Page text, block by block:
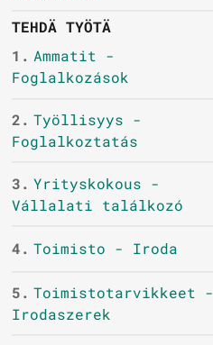
TEHDÄ TYÖTÄ
1. Ammatit -
Foglalkozások
2. Työllisyys -
Foglalkoztatás
3. Yrityskokous -
Vállalati találkozó
4. Toimisto - Iroda
5. Toimistotarvikkeet -
Irodaszerek